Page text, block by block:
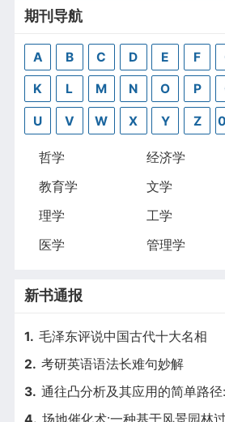
期刊导航
A B C D E F
K L M N O P
U V W X Y Z
哲学 经济学
教育学
文学
理学
工学
医学
管理学
新书通报
1. 毛泽东评说中国古代十大名相
2. 考研英语语法长难句妙解
3. 通往凸分析及其应用的简单路径
4. 场地催化术:一种基于风景园林